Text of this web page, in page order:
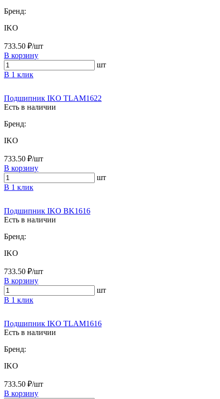
Бренд:
IKO
733.50 ₽/шт
В корзину
шт
В 1 клик
Подшипник IKO TLAM1622
Есть в наличии
Бренд:
IKO
733.50 ₽/шт
В корзину
шт
В 1 клик
Подшипник IKO BK1616
Есть в наличии
Бренд:
IKO
733.50 ₽/шт
В корзину
шт
В 1 клик
Подшипник IKO TLAM1616
Есть в наличии
Бренд:
IKO
733.50 ₽/шт
В корзину